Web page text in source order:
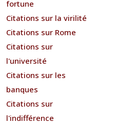
fortune
Citations sur la virilité
Citations sur Rome
Citations sur
l'université
Citations sur les
banques
Citations sur
l'indifférence